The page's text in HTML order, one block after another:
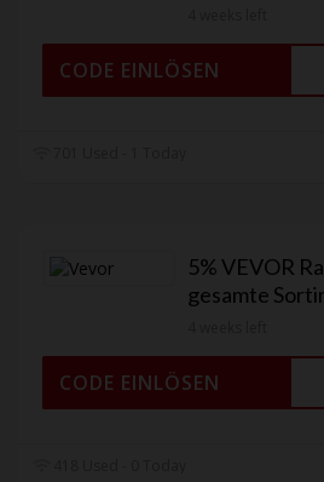
CODE EINLÖSEN
5% VEVOR
gesamte
CODE EINLÖSEN